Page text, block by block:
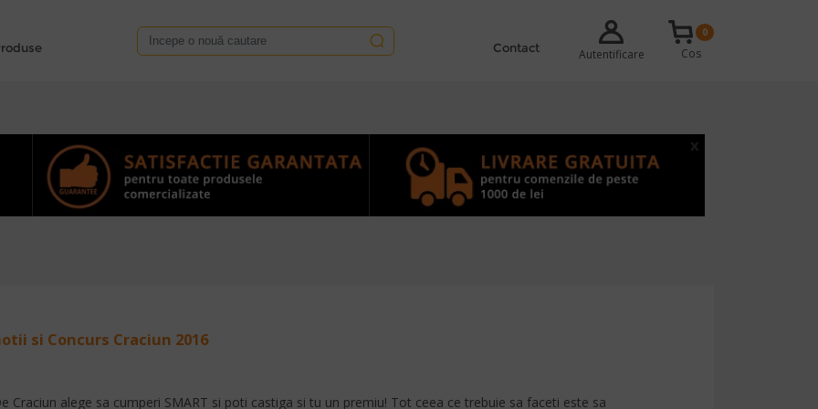
Contact Autentificare
0
Cos
x
si Concurs Craciun 2016
Craciun alege sa cumperi SMART si poti castiga si tu un premiu! Tot ceea ce trebuie sa faceti este sa